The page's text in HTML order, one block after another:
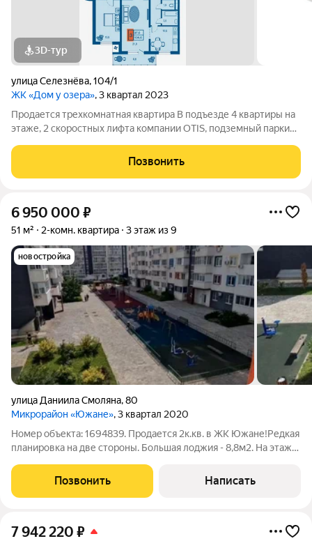
3D-тур
улица Селезнёва,104/1
ЖК «Дом у озера», 3 квартал 2023
Продается трехкомнатная квартира В подъезде 4 квартиры на
этаже, 2 скоростных лифта компании OTIS, подземный паркинг
СДАН! Бонусом Все вы сможете своими глазами, если
приедете на экскурсию. Ждем вас
Позвонить
6 950 000 ₽
51 м² 2-комн. квартира 3 этаж из 9
новостройка
улица Даниила Смоляна,80
Микрорайон «Южане», 3 квартал 2020
Номер объекта: 1694839. Продается 2к.кв. в ЖК Южане!Редкая
планировка на две стороны. Большая лоджия - 8,8м2. На этаже
этаже колясочная (можно хранить коляски и велосипеды).
Управляющая компания в
Позвонить Написать
7 942 220 ₽